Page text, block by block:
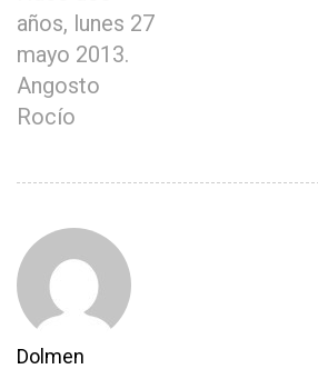
años, lunes 27
mayo 2013.
Angosto
Rocío
Dolmen